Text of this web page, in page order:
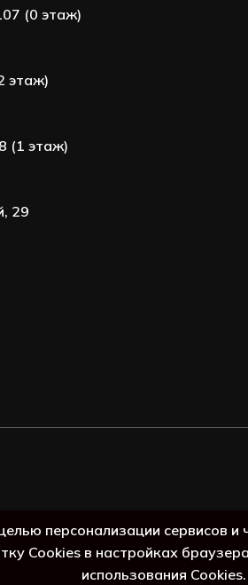
(0 этаж)
этаж)
(1 этаж)
29
персонализации сервисов
Cookies в настройках
использования Cookies.